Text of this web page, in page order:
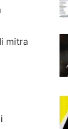
mitra